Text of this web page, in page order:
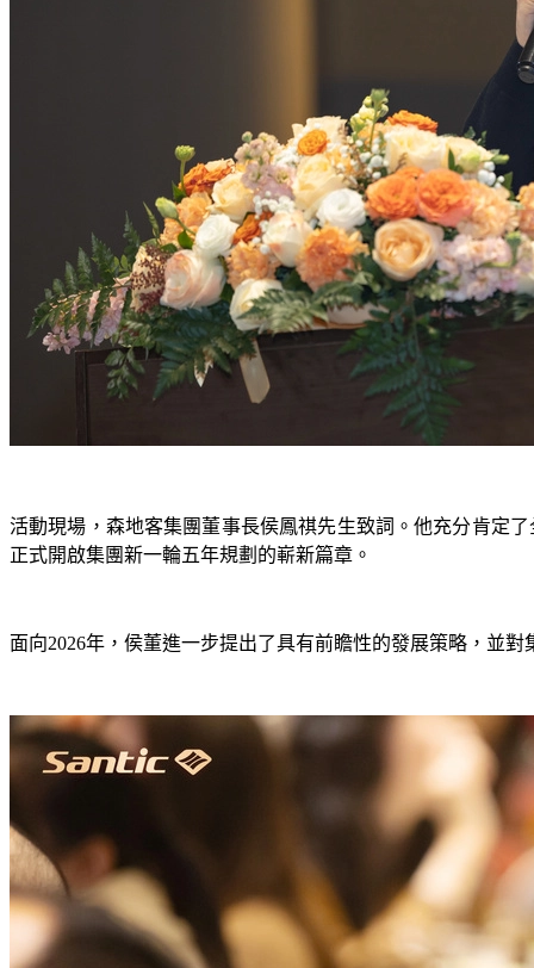
活動現場，森地客集團董事長侯鳳祺先生致詞。他充分肯定
正式開啟集團新一輪五年規劃的嶄新篇章。
面向2026年，侯董進一步提出了具有前瞻性的發展策略，並